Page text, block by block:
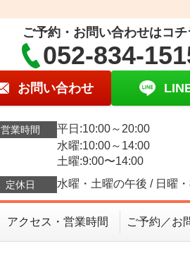
ご予約・お問い合わせはコチ
052-834-
お問い合わせ
営業時間
平日:10:00～20:00
水曜:10:00～14:00
土曜:9:00〜14:00
定休日 水曜・土曜の午後 / 日曜・
アクセス・営業時間 ご予約／お